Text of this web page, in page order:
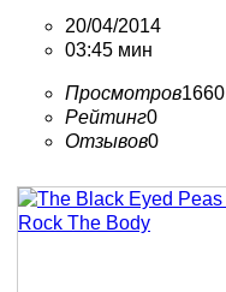
20/04/2014
03:45 мин
Просмотров1660
Рейтинг0
Отзывов0